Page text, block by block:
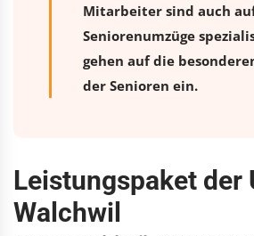
Mitarbeiter sind auch
Seniorenumzüge
gehen auf die
der Senioren ein.
Leistungspaket der
Walchwil